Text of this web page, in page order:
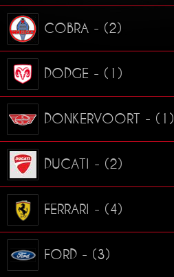
COBRA - (2)
DODGE - (1)
DONKERVOORT - (1)
DUCATI - (2)
FERRARI - (4)
FORD - (3)